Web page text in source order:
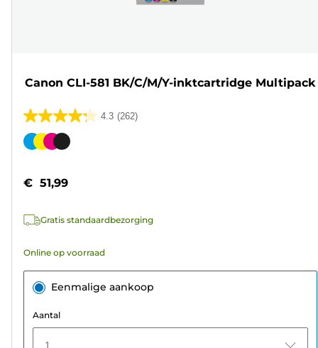
Canon CLI-581 BK/C/M/Y-inktcartridge Multipack
4.3 (262)
4.3
van
sterren.
beoordelingen
Kleurencartridge
€ 51,99
Gratis standaardbezorging
Online op voorraad
Eenmalige aankoop
Aantal
1